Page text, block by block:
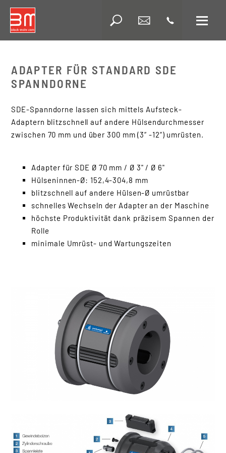
Bahnreinigung
Handlingsgeräte
Corona- und Plasma-
Anlagen
Hülsenschneider
Hülsen-Retter
Rollenschneider
Spannelemente
Pneumatische
Spanndorne
Mechanische
Spanndorne
Schaltringe
Adapter SDE Sonder
Spanndorne
Suche
ADAPTER FÜR STANDARD SDE
SPANNDORNE
SDE-Spanndorne lassen sich mittels Aufsteck-
Adaptern blitzschnell auf andere Hülsendurchmesser
zwischen 70 mm und über 300 mm (3“ -12“) umrüsten.
Adapter für SDE Ø 70 mm / Ø 3" / Ø 6"
Hülseninnen-Ø: 152,4-304,8 mm
blitzschnell auf andere Hülsen-Ø umrüstbar
schnelles Wechseln der Adapter an der Maschine
höchste Produktivität dank präzisem Spannen der
Rolle
minimale Umrüst- und Wartungszeiten